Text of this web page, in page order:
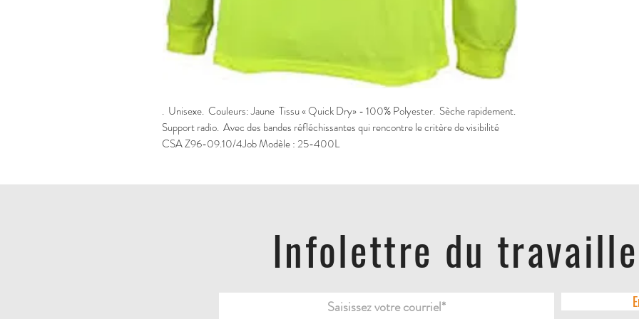
.  Unisexe.  Couleurs: Jaune  Tissu « Quick Dry» - 100% Polyester.  Sèche rapidement.
Support radio.  Avec des bandes réfléchissantes qui rencontre le critère de visibilité
CSA Z96-09.10/4Job Modèle : 25-400L
Infolettre du